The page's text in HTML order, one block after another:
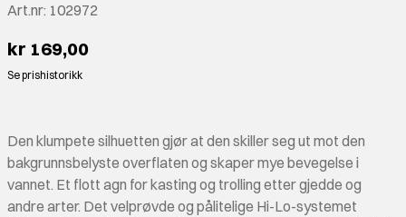
Art.nr: 102972
kr 169,00
Se prishistorikk
Den klumpete silhuetten gjør at den skiller seg ut mot den
bakgrunnsbelyste overflaten og skaper mye bevegelse i
vannet. Et flott agn for kasting og trolling etter gjedde og
andre arter. Det velprøvde og pålitelige Hi-Lo-systemet